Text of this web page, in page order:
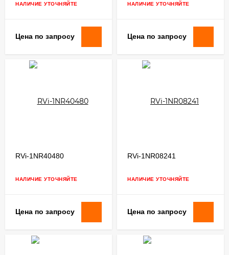
НАЛИЧИЕ УТОЧНЯЙТЕ
Цена по запросу
НАЛИЧИЕ УТОЧНЯЙТЕ
Цена по запросу
RVi-1NR40480
НАЛИЧИЕ УТОЧНЯЙТЕ
Цена по запросу
RVi-1NR08241
НАЛИЧИЕ УТОЧНЯЙТЕ
Цена по запросу